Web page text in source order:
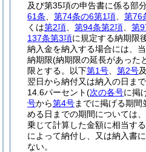
及び第35項の申告書に係る部
61条
第74条の6第1項 第76
くは第2項 第94条第2項 第
137条第3項に規定する納期限
納入金を納入する場合には、
納期限(納期限の延長があった
限とする。以下第1号 第2号
翌日から納付又は納入の日ま
14.6パーセント(次の各号に掲
号から第4号までに掲げる期間
める日までの期間については
乗じて計算した金額に相当す
によって納付し、又は納入書
ない。